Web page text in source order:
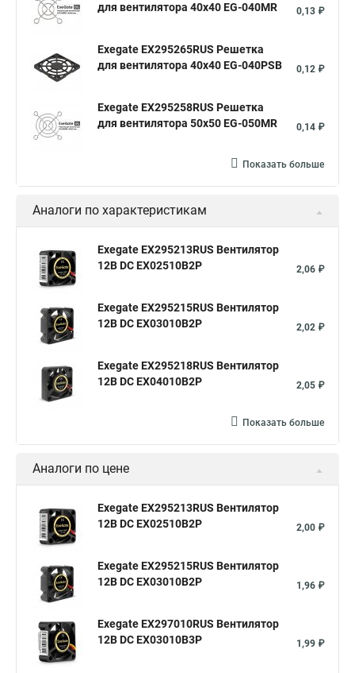
для вентилятора 40x40 EG-040MR
0,13 ₽
Exegate EX295265RUS Решетка
для вентилятора 40x40 EG-040PSB
0,12 ₽
Exegate EX295258RUS Решетка
для вентилятора 50х50 EG-050MR
0,14 ₽
Показать больше
Аналоги по характеристикам
Exegate EX295213RUS Вентилятор
12В DC EX02510B2P
2,06 ₽
Exegate EX295215RUS Вентилятор
12В DC EX03010B2P
2,02 ₽
Exegate EX295218RUS Вентилятор
12В DC EX04010B2P
2,05 ₽
Показать больше
Аналоги по цене
Exegate EX295213RUS Вентилятор
12В DC EX02510B2P
2,00 ₽
Exegate EX295215RUS Вентилятор
12В DC EX03010B2P
1,96 ₽
Exegate EX297010RUS Вентилятор
12В DC EX03010B3P
1,99 ₽